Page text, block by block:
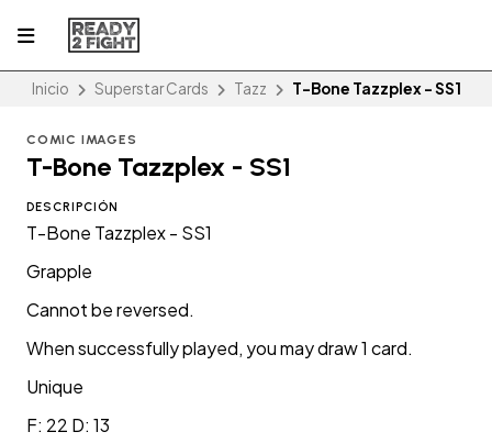
Inicio Superstar Cards Tazz T-Bone Tazzplex - SS1
COMIC IMAGES
T-Bone Tazzplex - SS1
DESCRIPCIÓN
T-Bone Tazzplex - SS1
Grapple
Cannot be reversed.
When successfully played, you may draw 1 card.
Unique
F: 22 D: 13